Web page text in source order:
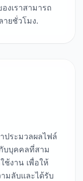
งเราสามารถ
ยชั่วโมง.
ประมวลผลไฟล์
บบุคคลที่สาม
งาน เพื่อให้
มลับและได้รับ